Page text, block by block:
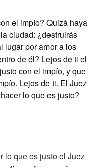
el impío? Quizá haya
ciudad: ¿destruirás
lugar por amor a los
de él? Lejos de ti el
con el impío, y que
Lejos de ti. El Juez
lo que es justo?
lo que es justo el Juez